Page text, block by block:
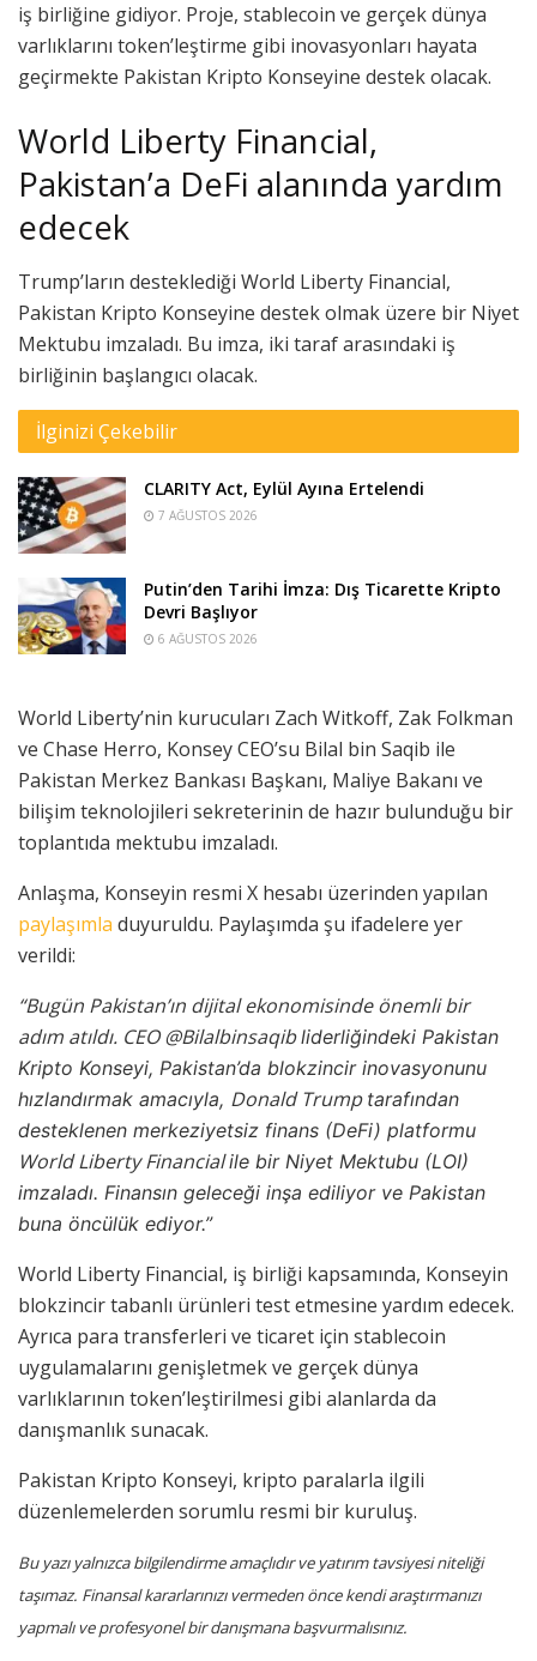
iş birliğine gidiyor. Proje, stablecoin ve gerçek dünya
varlıklarını token’leştirme gibi inovasyonları hayata
geçirmekte Pakistan Kripto Konseyine destek olacak.
World Liberty Financial,
Pakistan’a DeFi alanında yardım
edecek
Trump’ların desteklediği World Liberty Financial,
Pakistan Kripto Konseyine destek olmak üzere bir Niyet
Mektubu imzaladı. Bu imza, iki taraf arasındaki iş
birliğinin başlangıcı olacak.
İlginizi Çekebilir
CLARITY Act, Eylül Ayına Ertelendi
7 AĞUSTOS 2026
Putin’den Tarihi İmza: Dış Ticarette Kripto
Devri Başlıyor
6 AĞUSTOS 2026
World Liberty’nin kurucuları Zach Witkoff, Zak Folkman
ve Chase Herro, Konsey CEO’su Bilal bin Saqib ile
Pakistan Merkez Bankası Başkanı, Maliye Bakanı ve
bilişim teknolojileri sekreterinin de hazır bulunduğu bir
toplantıda mektubu imzaladı.
Anlaşma, Konseyin resmi X hesabı üzerinden yapılan
paylaşımla duyuruldu. Paylaşımda şu ifadelere yer
verildi:
“Bugün Pakistan’ın dijital ekonomisinde önemli bir
adım atıldı. CEO@Bilalbinsaqibliderliğindeki Pakistan
Kripto Konseyi, Pakistan’da blokzincir inovasyonunu
hızlandırmak amacıyla, Donald Trump tarafından
desteklenen merkeziyetsiz finans (DeFi) platformu
World Liberty Financialile bir Niyet Mektubu (LOI)
imzaladı. Finansın geleceği inşa ediliyor ve Pakistan
buna öncülük ediyor.”
World Liberty Financial, iş birliği kapsamında, Konseyin
blokzincir tabanlı ürünleri test etmesine yardım edecek.
Ayrıca para transferleri ve ticaret için stablecoin
uygulamalarını genişletmek ve gerçek dünya
varlıklarının token’leştirilmesi gibi alanlarda da
danışmanlık sunacak.
Pakistan Kripto Konseyi, kripto paralarla ilgili
düzenlemelerden sorumlu resmi bir kuruluş.
Bu yazı yalnızca bilgilendirme amaçlıdır ve yatırım tavsiyesi niteliği
taşımaz. Finansal kararlarınızı vermeden önce kendi araştırmanızı
yapmalı ve profesyonel bir danışmana başvurmalısınız.